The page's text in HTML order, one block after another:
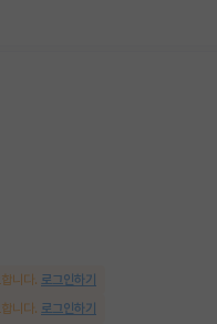
니다. 로그인하기
니다. 로그인하기